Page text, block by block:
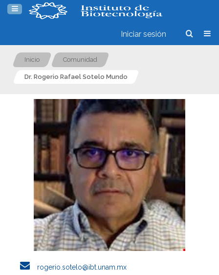
Iniciar sesión
Inicio Comunidad
Dr. Rogerio Rafael Sotelo Mundo
rogerio.sotelo@ibt.unam.mx